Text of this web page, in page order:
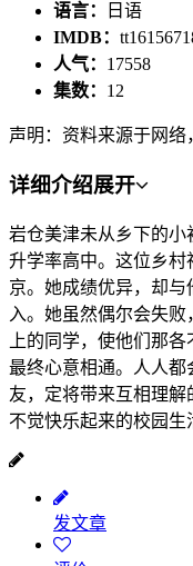
语言：
日语
IMDB：
人气： 17558
集数： 12
声明：资料来源于网络
详细介绍展开
岩仓美津未从乡下的
升学率高中。这位乡
京。她成绩优异，却
入。她虽然偶尔会失
上的同学，使他们那
最终心意相通。人人都
友，定将带来互相理
不觉快乐起来的校园生
发文章